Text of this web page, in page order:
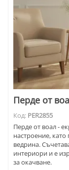
Перде от
Код: PER2855
Перде от воал -
настроение,
ведрина.
интериори и е
за окачване.